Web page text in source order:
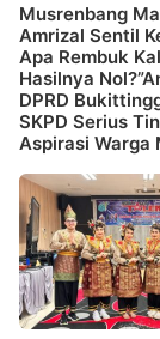
Musrenbang
Amrizal Sentil
Apa Rembuk
Hasilnya
DPRD
SKPD Serius
Aspirasi Warga